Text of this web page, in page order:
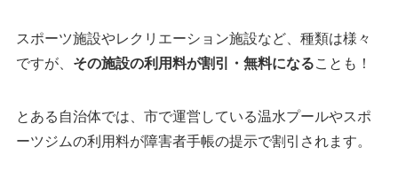
スポーツ施設やレクリエーション施設など、種類は様々
ですが、 その施設の利用料が割引・無料になることも！
とある自治体では、市で運営している温水プールやスポ
ーツジムの利用料が障害者手帳の提示で割引されます。